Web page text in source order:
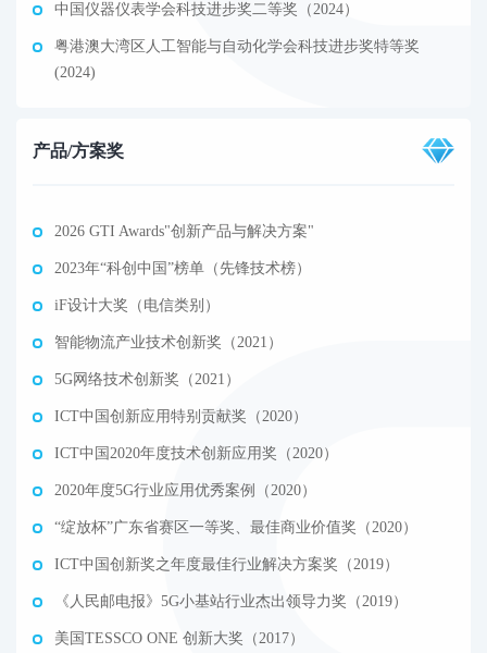
中国仪器仪表学会科技进步奖二等奖（2024）
粤港澳大湾区人工智能与自动化学会科技进步奖特等奖
(2024)
产品/方案奖
2026 GTI Awards"创新产品与解决方案"
2023年“科创中国”榜单（先锋技术榜）
iF设计大奖（电信类别）
智能物流产业技术创新奖（2021）
5G网络技术创新奖（2021）
ICT中国创新应用特别贡献奖（2020）
ICT中国2020年度技术创新应用奖（2020）
2020年度5G行业应用优秀案例（2020）
“绽放杯”广东省赛区一等奖、最佳商业价值奖（2020）
ICT中国创新奖之年度最佳行业解决方案奖（2019）
《人民邮电报》5G小基站行业杰出领导力奖（2019）
美国TESSCO ONE 创新大奖（2017）